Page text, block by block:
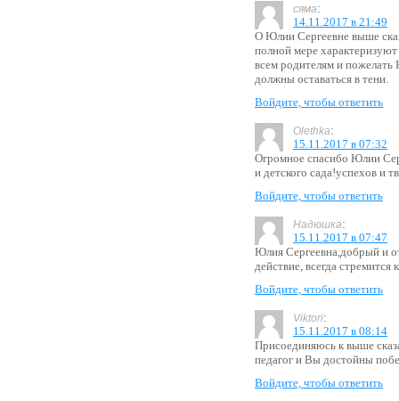
сяма:
14.11.2017 в 21:49
О Юлии Сергеевне выше
полной мере
всем родителям и
должны оставаться в тени.
Войдите, чтобы ответить
Olethka:
15.11.2017 в 07:32
Огромное спасибо Юлии
и детского сада!успехов и
Войдите, чтобы ответить
Надюшка:
15.11.2017 в 07:47
Юлия Сергеевна,добрый и
действие, всегда стремится
Войдите, чтобы ответить
Viktori:
15.11.2017 в 08:14
Присоединяюсь к выше
педагог и Вы достойны
Войдите, чтобы ответить